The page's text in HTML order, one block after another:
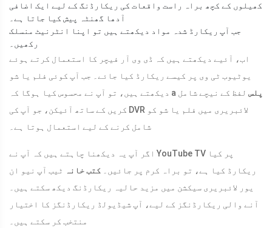
کھیلوں کے کچھ براہ راست واقعات کی ریکارڈنگ کے لیے ایک اضافی
آدھا گھنٹہ پیش کیا جاتا ہے۔
جب آپ ریکارڈ شدہ مواد دیکھتے ہیں تو اپنا انٹرنیٹ منسلک
رکھیں۔
اب، آئیے دیکھتے ہیں کہ ڈی وی آر فیچر کا استعمال کرتے ہوئے
یوٹیوب ٹی وی پر کیسے ریکارڈ کیا جائے۔ جب آپ کوئی فلم یا شو
دیکھتے ہیں، تو آپ نے محسوس کیا ہوگا کہ a
پلس لفظ کے نیچے شامل
کریں کے ساتھ آئیکن، جو آپ کی DVR لائبریری میں فلم یا شو کو
شامل کرنے کے لیے استعمال ہوتا ہے۔
اگر آپ یہ دیکھنا چاہتے ہیں کہ آپ نے YouTube TV پر کیا
ریکارڈ کیا ہے، تو براہ کرم پر جائیں۔ کتب خانہ
ٹیب آپ نیو ان
یور لائبریری سیکشن میں مزید حالیہ ریکارڈنگ دیکھ سکتے ہیں۔
آنے والی ریکارڈنگز کے لیے، آپ شیڈیولڈ ریکارڈنگز کا اختیار
منتخب کر سکتے ہیں۔